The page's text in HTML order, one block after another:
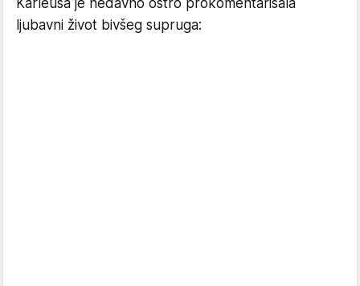
Karleuša je nedavno oštro prokomentarisala
ljubavni život bivšeg supruga: